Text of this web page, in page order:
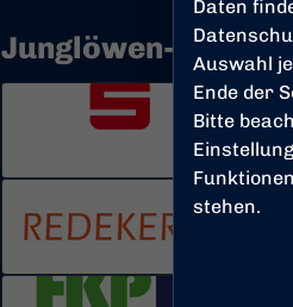
Daten
Auswahl
Ende der
Bitte
stehen.
Junglöwen-Partner